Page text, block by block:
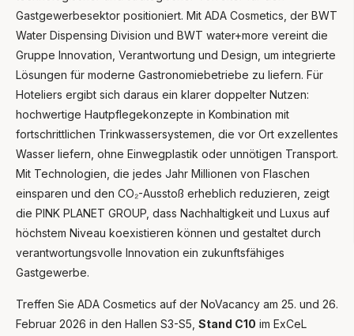
Gastgewerbesektor positioniert. Mit ADA Cosmetics, der BWT
Water Dispensing Division und BWT water+more vereint die
Gruppe Innovation, Verantwortung und Design, um integrierte
Lösungen für moderne Gastronomiebetriebe zu liefern. Für
Hoteliers ergibt sich daraus ein klarer doppelter Nutzen:
hochwertige Hautpflegekonzepte in Kombination mit
fortschrittlichen Trinkwassersystemen, die vor Ort exzellentes
Wasser liefern, ohne Einwegplastik oder unnötigen Transport.
Mit Technologien, die jedes Jahr Millionen von Flaschen
einsparen und den CO₂-Ausstoß erheblich reduzieren, zeigt
die PINK PLANET GROUP, dass Nachhaltigkeit und Luxus auf
höchstem Niveau koexistieren können und gestaltet durch
verantwortungsvolle Innovation ein zukunftsfähiges
Gastgewerbe.
Treffen Sie ADA Cosmetics auf der NoVacancy am 25. und 26.
Februar 2026 in den Hallen S3-S5, Stand C10 im ExCeL